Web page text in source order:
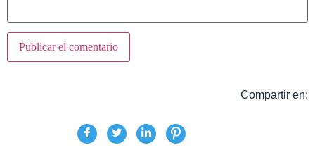
Compartir en: